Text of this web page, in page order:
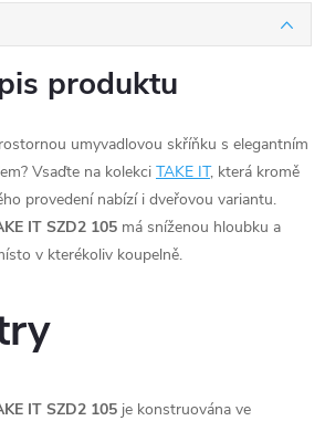
produktu
umyvadlovou skříňku s elegantním
Vsaďte na kolekci TAKE IT, která kromě
provedení nabízí i dveřovou variantu.
IT SZD2 105 má sníženou hloubku a
v kterékoliv koupelně.
IT SZD2 105 je konstruována ve